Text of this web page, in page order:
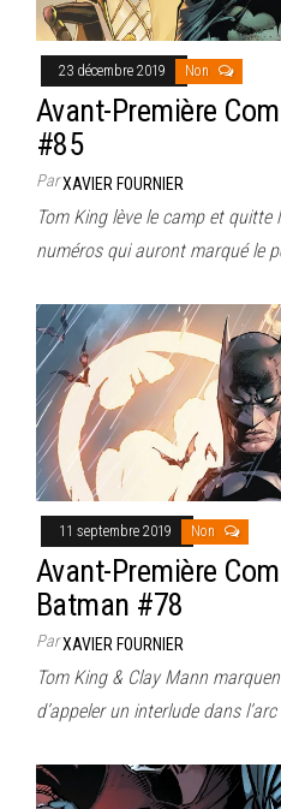
23 décembre 2019 Non
Avant-Première
#85
ParXAVIER FOURNIER
Tom King lève le camp et
numéros qui auront marqué le
11 septembre 2019 Non
Avant-Première
Batman #78
ParXAVIER FOURNIER
Tom King & Clay Mann
d’appeler un interlude dans